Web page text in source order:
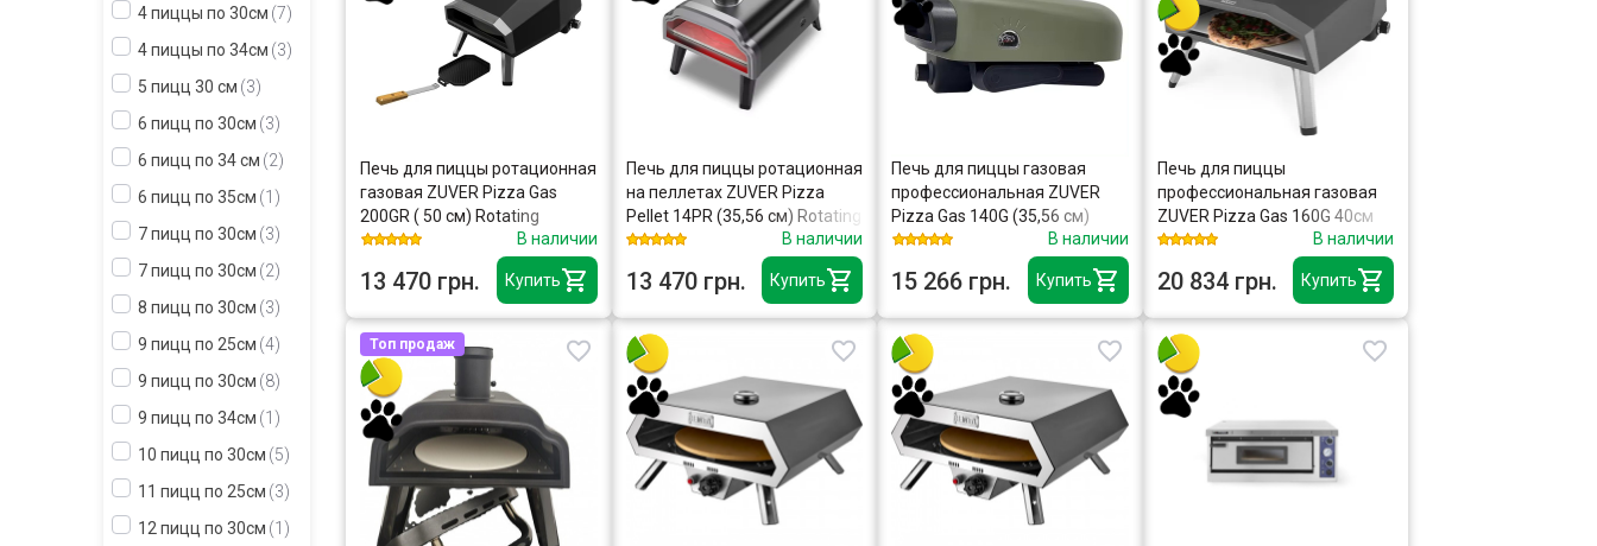
4 пиццы по 30см 7
4 пиццы по 34см 3
5 пицц 30 см 3
6 пицц по 30см 3
6 пицц по 34 см 2
6 пицц по 35см 1
7 пицц по 30см 3
7 пицц по 30см 2
8 пицц по 30см 3
9 пицц по 25см 4
9 пицц по 30см 8
9 пицц по 34см 1
10 пицц по 30см 5
11 пицц по 25см 3
12 пицц по 30см 1
Купить
Печь для пиццы ротационная
газовая ZUVER Pizza Gas
200GR ( 50 см) Rotating
В наличии
13 470 грн. Купить
Печь для пиццы ротационная
на пеллетах ZUVER Pizza
Pellet 14PR (35,56 см) Rotating
В наличии
13 470 грн. Купить
Печь для пиццы газовая
профессиональная ZUVER
Pizza Gas 140G (35,56 см)
В наличии
15 266 грн. Купить
Печь для пиццы
профессиональная газовая
ZUVER Pizza Gas 160G 40см
камера 50см×45см
В наличии
20 834 грн.
Топ продаж